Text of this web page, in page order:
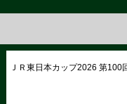
ＪＲ東日本カップ2026 第100